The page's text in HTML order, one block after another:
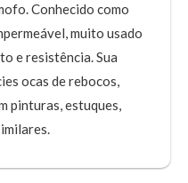
Conhecido como
muito usado
e resistência. Sua
ocas de rebocos,
pinturas, estuques,